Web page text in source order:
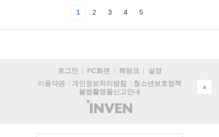
1 2 3 4 5
로그인 PC화면 퀵링크
설정
이용약관
개인정보처리방침
청소년보호정책
불법촬영물신고안내
(주)
인
▲